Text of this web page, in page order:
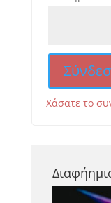
Χάσατε το